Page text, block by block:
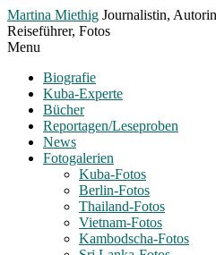
Toggle
Menu
Martina Miethig Journalistin,
Reiseführer, Fotos
Menu
Biografie
Kuba-Experte
Bücher
Reportagen/Leseproben
News
Fotogalerien
Kuba-Fotos
Berlin-Fotos
Thailand-Fotos
Vietnam-Fotos
Kambodscha-Fotos